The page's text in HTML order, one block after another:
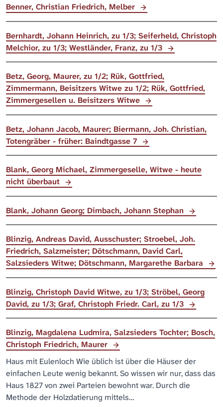
Benner, Christian Friedrich, Melber
Bernhardt, Johann Heinrich, zu 1/3; Seiferheld, Christoph
Melchior, zu 1/3; Westländer, Franz, zu 1/3
Betz, Georg, Maurer, zu 1/2; Rük, Gottfried,
Zimmermann, Beisitzers Witwe zu 1/2; Rük, Gottfried,
Zimmergesellen u. Beisitzers Witwe
Betz, Johann Jacob, Maurer; Biermann, Joh. Christian,
Totengräber - früher: Baindtgasse 7
Blank, Georg Michael, Zimmergeselle, Witwe - heute
nicht überbaut
Blank, Johann Georg; Dimbach, Johann Stephan
Blinzig, Andreas David, Ausschuster; Stroebel, Joh.
Friedrich, Salzmeister; Dötschmann, David Carl,
Salzsieders Witwe; Dötschmann, Margarethe Barbara
Blinzig, Christoph David Witwe, zu 1/3; Ströbel, Georg
David, zu 1/3; Graf, Christoph Friedr. Carl, zu 1/3
Blinzig, Magdalena Ludmira, Salzsieders Tochter; Bosch,
Christoph Friedrich, Maurer
Haus mit Eulenloch Wie üblich ist über die Häuser der
einfachen Leute wenig bekannt. So wissen wir nur, dass das
Haus 1827 von zwei Parteien bewohnt war. Durch die
Methode der Holzdatierung mittels…